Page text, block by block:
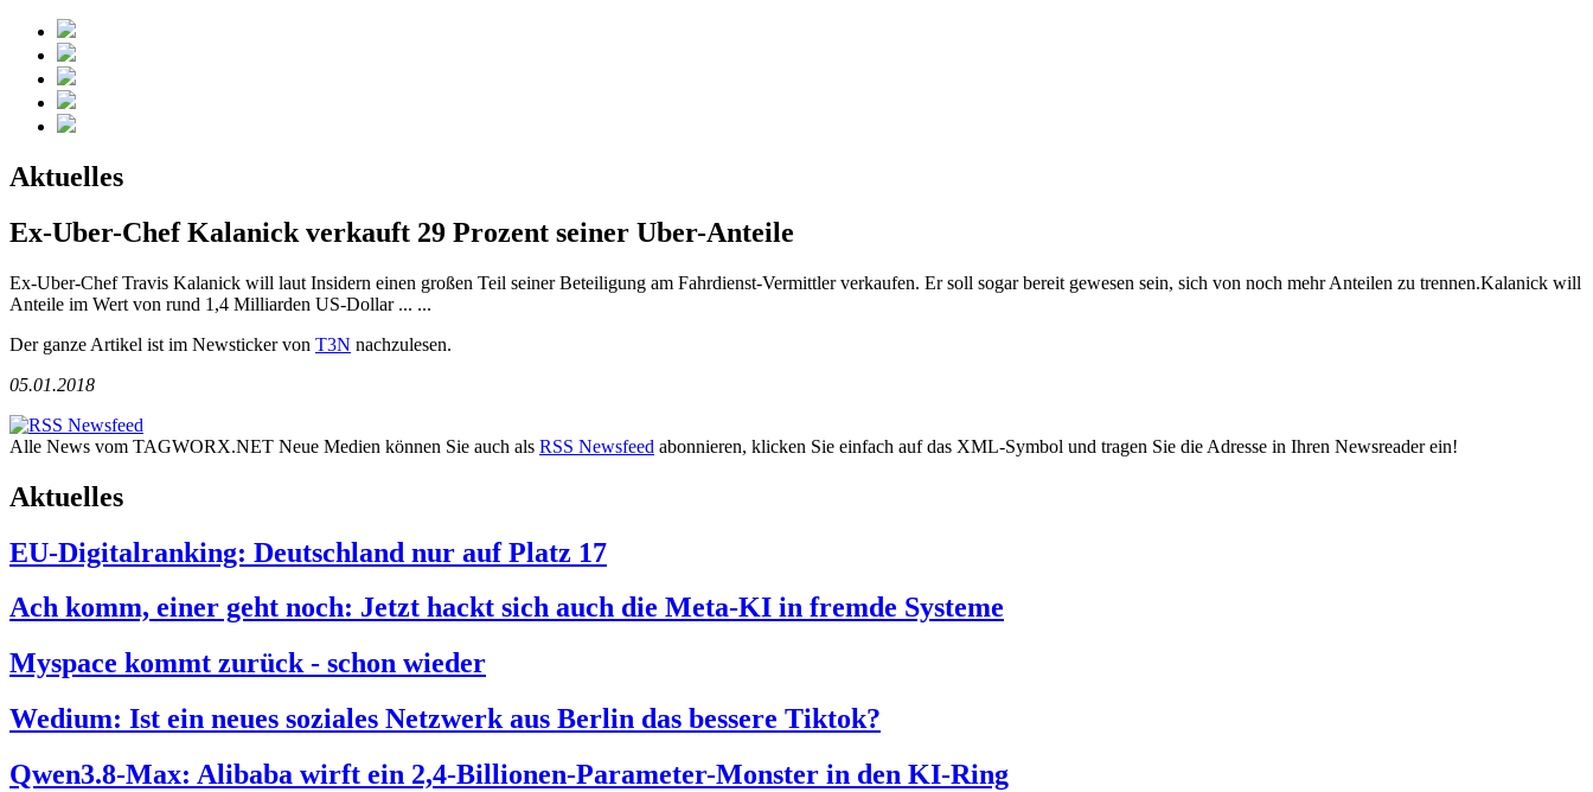
Aktuelles
Ex-Uber-Chef Kalanick verkauft 29 Prozent seiner Uber-Anteile
Ex-Uber-Chef Travis Kalanick will laut Insidern einen großen Teil seiner Beteiligung am Fahrdienst-Vermittler verkaufen. Er soll sogar bereit gewesen sein, sich von noch mehr Anteilen zu trennen.Kalanick will
Anteile im Wert von rund 1,4 Milliarden US-Dollar ... ...
Der ganze Artikel ist im Newsticker von T3N nachzulesen.
05.01.2018
Alle News vom TAGWORX.NET Neue Medien können Sie auch als RSS Newsfeed abonnieren, klicken Sie einfach auf das XML-Symbol und tragen Sie die Adresse in Ihren Newsreader ein!
Aktuelles
EU-Digitalranking: Deutschland nur auf Platz 17
Ach komm, einer geht noch: Jetzt hackt sich auch die Meta-KI in fremde Systeme
Myspace kommt zurück - schon wieder
Wedium: Ist ein neues soziales Netzwerk aus Berlin das bessere Tiktok?
Qwen3.8-Max: Alibaba wirft ein 2,4-Billionen-Parameter-Monster in den KI-Ring